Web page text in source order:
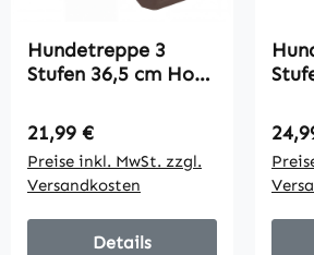
Hundetreppe 3
Stufen 36,5 cm Hoch
Kleine Hunde
klappbar für Bett,
Sofa, Couch Auto
Braun
Regulärer Preis:
21,99 €
Preise inkl. MwSt. zzgl.
Versandkosten
Details